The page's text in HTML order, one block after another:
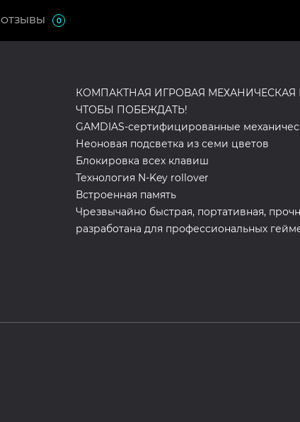
ОТЗЫВЫ 0
КОМПАКТНАЯ ИГРОВАЯ МЕХАНИЧЕСКАЯ
ЧТОБЫ ПОБЕЖДАТЬ!
GAMDIAS-сертифицированные
Неоновая подсветка из семи цветов
Блокировка всех клавиш
Технология N-Key rollover
Встроенная память
Чрезвычайно быстрая, портативная,
разработана для профессиональных